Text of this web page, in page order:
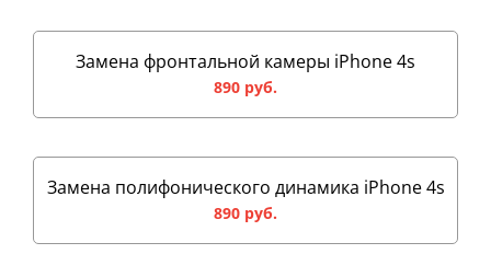
Замена фронтальной камеры iPhone 4s
890 руб.
Замена полифонического динамика iPhone 4s
890 руб.